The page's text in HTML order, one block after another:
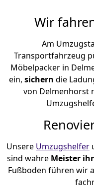
Wir
Am
Transportfahrzeug
Möbelpacker in
ein, sichern die
von Delmenhorst
Unsere Umzugshelfer
sind wahre Meister
Fußboden führen wir